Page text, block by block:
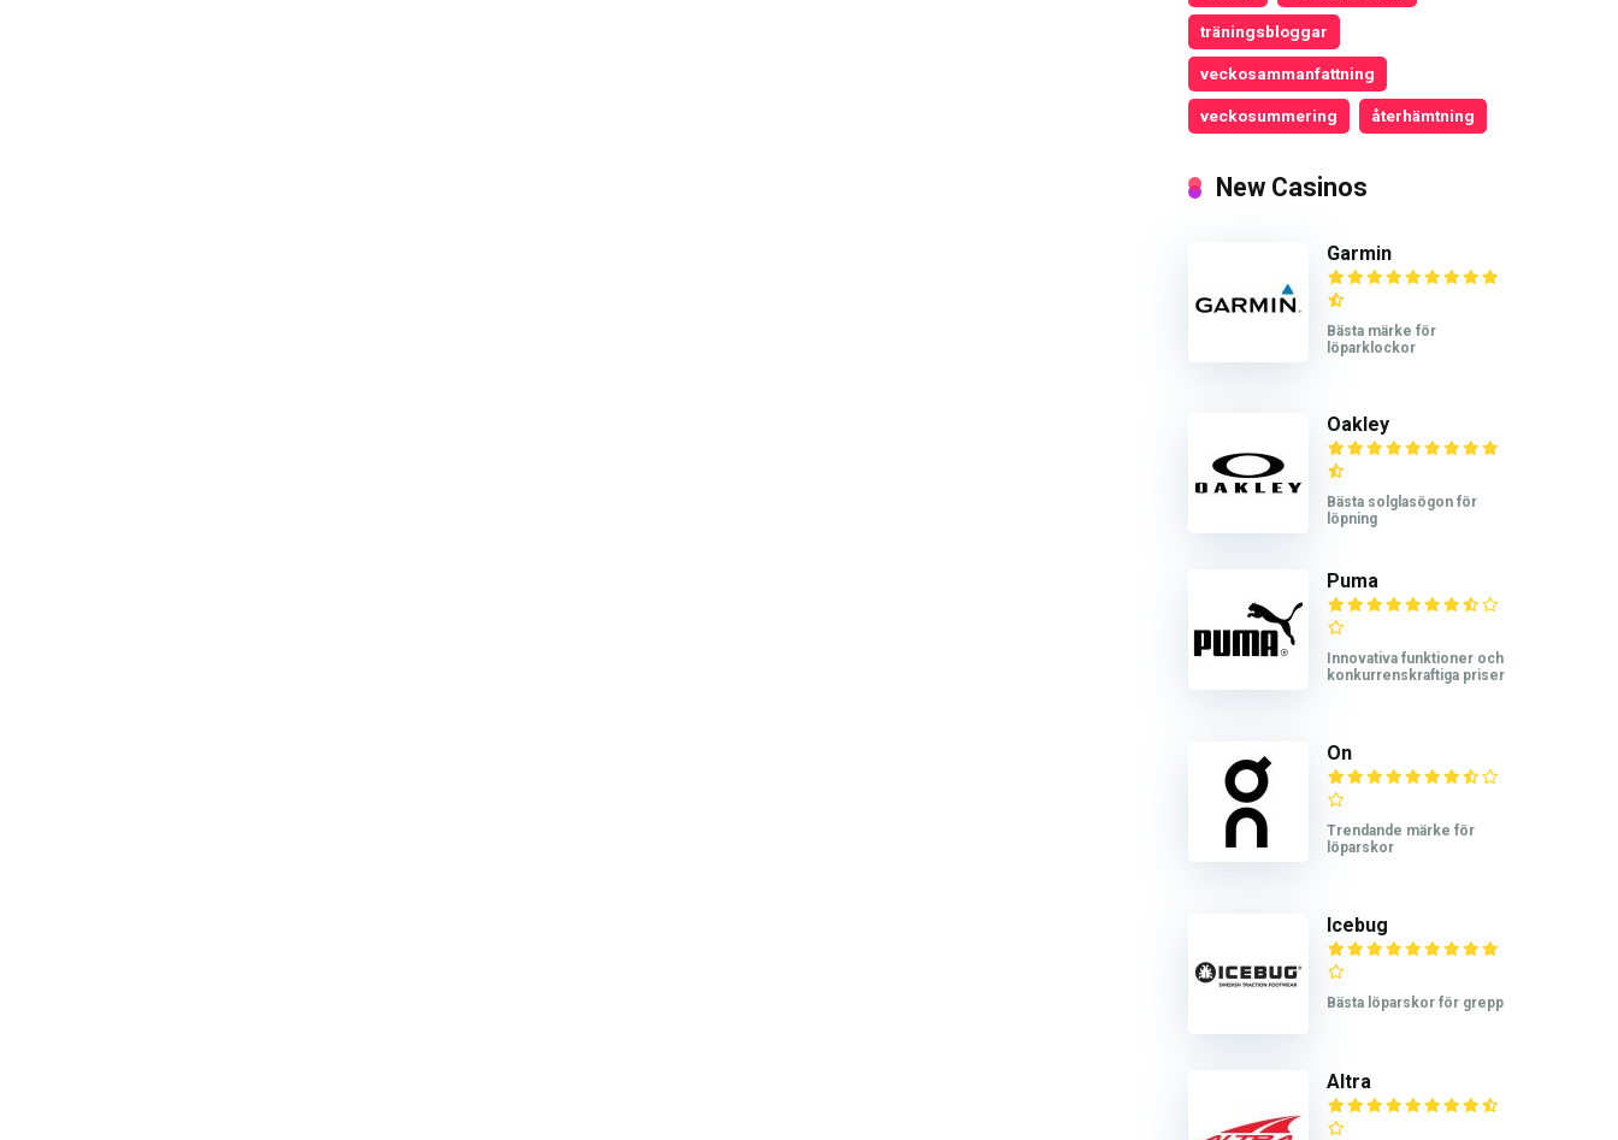
träningsbloggar
veckosammanfattning
veckosummering återhämtning
New Casinos
Garmin
Bästa märke för
löparklockor
Oakley
Bästa solglasögon för
löpning
Puma
Innovativa funktioner och
konkurrenskraftiga priser
On
Trendande märke för
löparskor
Icebug
Bästa löparskor för grepp
Altra